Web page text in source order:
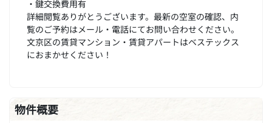
・鍵交換費用有
詳細閲覧ありがとうございます。最新の空室の確認、内
覧のご予約はメール・電話にてお問い合わせください。
文京区の賃貸マンション・賃貸アパートはベステックス
におまかせください！
物件概要